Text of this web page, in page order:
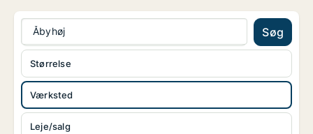
Åbyhøj Søg
Værksted
Leje/salg
Størrelse